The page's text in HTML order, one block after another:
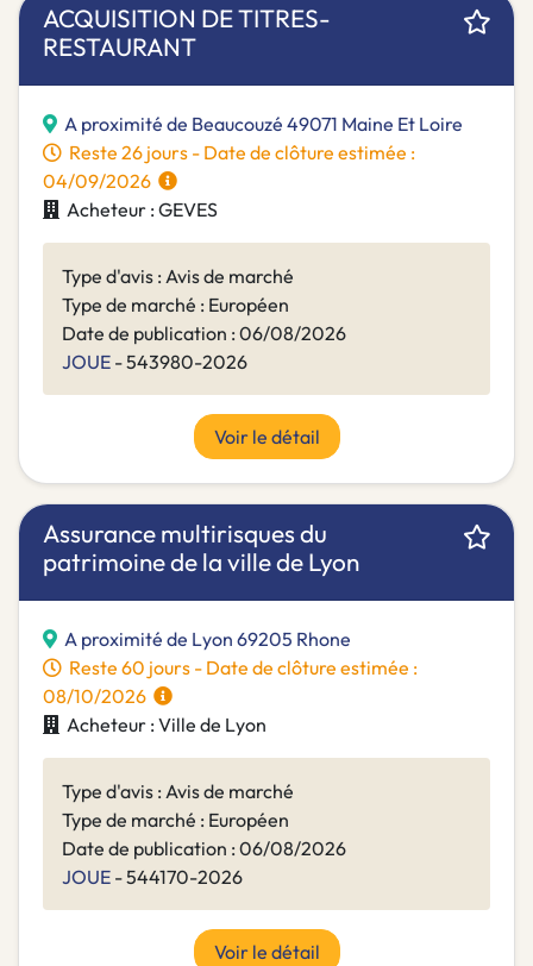
ACQUISITION DE TITRES-
RESTAURANT
A proximité de Beaucouzé 49071 Maine Et Loire
Reste 26 jours - Date de clôture estimée :
04/09/2026
Acheteur : GEVES
Type d'avis : Avis de marché
Type de marché : Européen
Date de publication : 06/08/2026
JOUE - 543980-2026
Voir le détail
Assurance multirisques du
patrimoine de la ville de Lyon
A proximité de Lyon 69205 Rhone
Reste 60 jours - Date de clôture estimée :
08/10/2026
Acheteur : Ville de Lyon
Type d'avis : Avis de marché
Type de marché : Européen
Date de publication : 06/08/2026
JOUE - 544170-2026
Voir le détail